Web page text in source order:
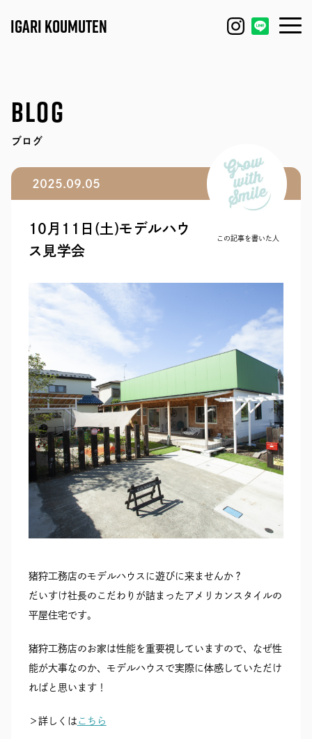
IGARI KOUMUTEN
MODEL HOUSE
BLOG
IGARI FARM
STAFF
RECRUIT
SEAS0N BY MYSELF
MAIL
メール・資料請求
RESERVATION
LINEから来店予約
TELEPHONE
0120-56-1207
BLOG
ブログ
2025.09.05
この記事を書いた人
10月11日(土)モデルハウ
ス見学会
猪狩工務店のモデルハウスに遊びに来ませんか？
だいすけ社長のこだわりが詰まったアメリカンスタイルの
平屋住宅です。
猪狩工務店のお家は性能を重要視していますので、なぜ性
能が大事なのか、モデルハウスで実際に体感していただけ
ればと思います！
＞詳しくは こちら